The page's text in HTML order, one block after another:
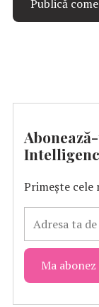
Primește cele